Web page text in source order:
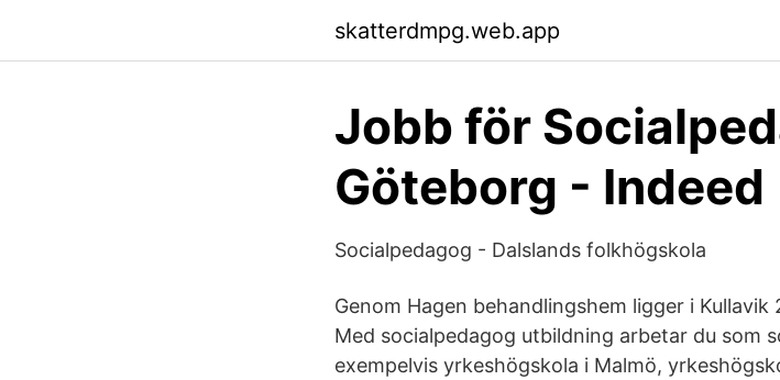
skatterdmpg.web.app
Jobb för
Göteborg - Indeed
Socialpedagog - Dalslands folkhögskola
Genom Hagen behandlingshem ligger i
Med socialpedagog utbildning arbetar du som
exempelvis yrkeshögskola i Malmö,